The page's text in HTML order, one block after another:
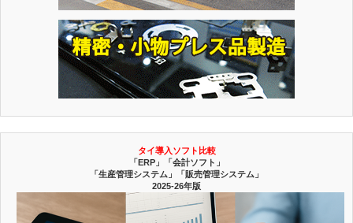
タイ導入ソフト比較
「ERP」「会計ソフト」
「生産管理システム」「販売管理システム」
2025-26年版